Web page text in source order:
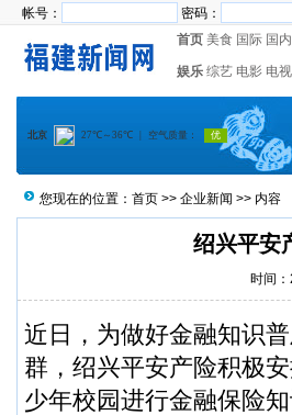
帐号： 密码：
首页 美食 国际 国内
娱乐 综艺 电影 电视
您现在的位置： 首页 >> 企业新闻 >> 内容
绍兴平安
时间
近日，为做好金融知识
群，绍兴平安产险积极
少年校园进行金融保险